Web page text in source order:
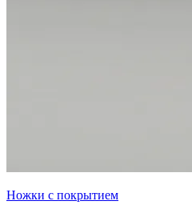
Ножки с покрытием